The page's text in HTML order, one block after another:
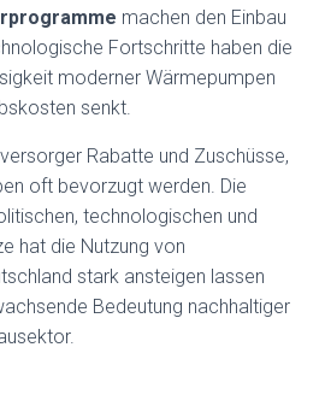
machen den Einbau
Fortschritte haben die
moderner Wärmepumpen
senkt.
Rabatte und Zuschüsse,
oft bevorzugt werden. Die
technologischen und
hat die Nutzung von
stark ansteigen lassen
Bedeutung nachhaltiger